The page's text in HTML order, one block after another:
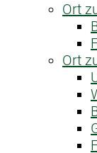
Ort
Ort